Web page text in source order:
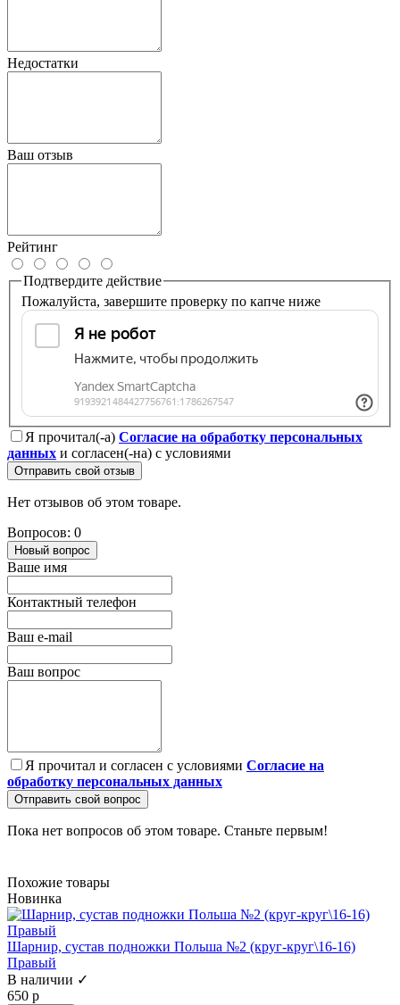
Недостатки
Ваш отзыв
Рейтинг
Подтвердите действие
Пожалуйста, завершите проверку по капче ниже
Я прочитал(-а) Согласие на обработку персональных
данных и согласен(-на) с условиями
Отправить свой отзыв
Нет отзывов об этом товаре.
Вопросов: 0
Новый вопрос
Ваше имя
Контактный телефон
Ваш e-mail
Ваш вопрос
Я прочитал и согласен с условиями Согласие на
обработку персональных данных
Отправить свой вопрос
Пока нет вопросов об этом товаре. Станьте первым!
Похожие товары
Новинка
Шарнир, сустав подножки Польша №2 (круг-круг\16-16)
Правый
В наличии ✓
650 р